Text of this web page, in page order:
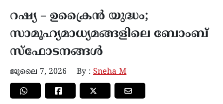
റഷ്യ – ഉക്രൈൻ യുദ്ധം;
സാമൂഹ്യമാധ്യമങ്ങളിലെ ബോംബ്
സ്ഫോടനങ്ങൾ
ജൂലൈ 7, 2026 By : Sneha M